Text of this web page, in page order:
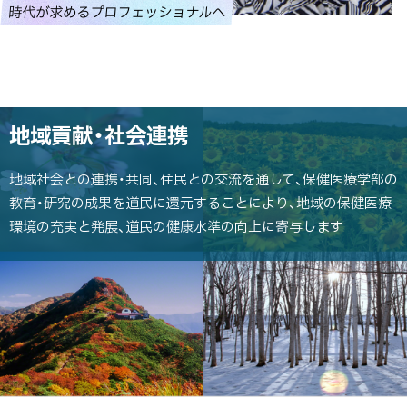
時代が求めるプロフェッショナルへ
に
戻
る
地域貢献・社会連携
地域社会との連携・共同、住民との交流を通して、保健医療学部の
教育・研究の成果を道民に還元することにより、地域の保健医療
環境の充実と発展、道民の健康水準の向上に寄与します